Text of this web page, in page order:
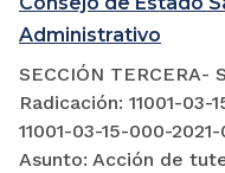
Administrativo
SECCIÓN TERCERA-
Radicación: 11001-
11001-03-15-000-
Asunto: Acción de